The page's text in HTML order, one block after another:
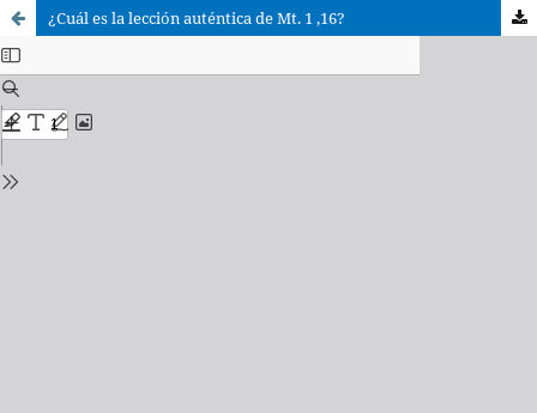
¿Cuál es la lección auténtica de Mt. 1 ,16?